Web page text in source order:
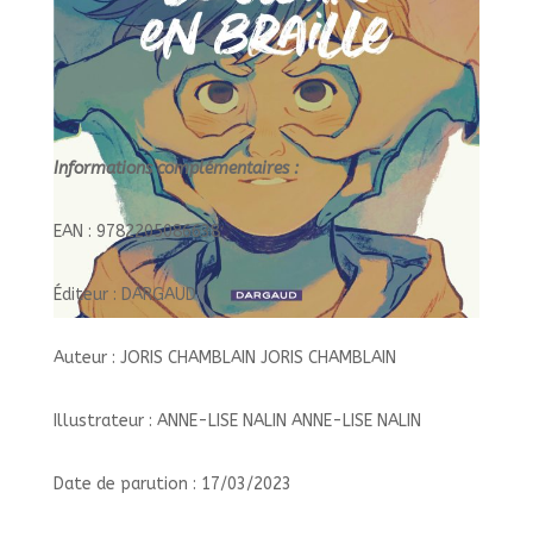
Informations complémentaires :
EAN : 9782205086638
Éditeur : DARGAUD
Auteur : JORIS CHAMBLAIN JORIS CHAMBLAIN
Illustrateur : ANNE-LISE NALIN ANNE-LISE NALIN
Date de parution : 17/03/2023